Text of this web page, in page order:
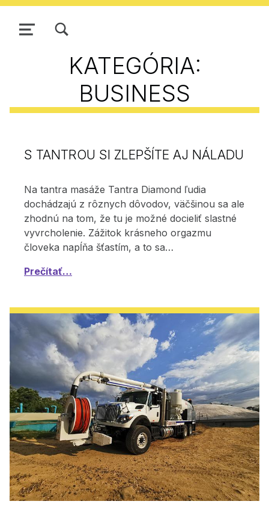
NAVIGÁCIA
KATEGÓRIA:
BUSINESS
S TANTROU SI ZLEPŠÍTE AJ NÁLADU
Na tantra masáže Tantra Diamond ľudia
dochádzajú z rôznych dôvodov, väčšinou sa ale
zhodnú na tom, že tu je možné docieliť slastné
vyvrcholenie. Zážitok krásneho orgazmu
človeka napĺňa šťastím, a to sa…
Prečítať…